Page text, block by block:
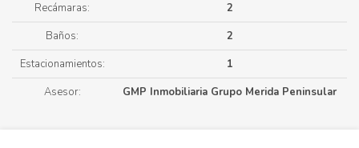
Recámaras:
2
Baños:
2
Estacionamientos:
1
Asesor:
GMP Inmobiliaria Grupo Merida Peninsular